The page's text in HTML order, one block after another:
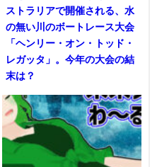
ストラリアで開催される、水
の無い川のボートレース大会
「ヘンリー・オン・トッド・
レガッタ」。今年の大会の結
末は？